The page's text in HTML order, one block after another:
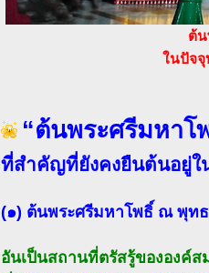
ต้น
ในปัจ
“ต้นพระศรีมหาโ
ที่สำคัญที่ยังคงยืนต้นอยู่
(๑) ต้นพระศรีมหาโพธิ์ ณ พุทธ
อันเป็นสถานที่ตรัสรู้ขององค์ส